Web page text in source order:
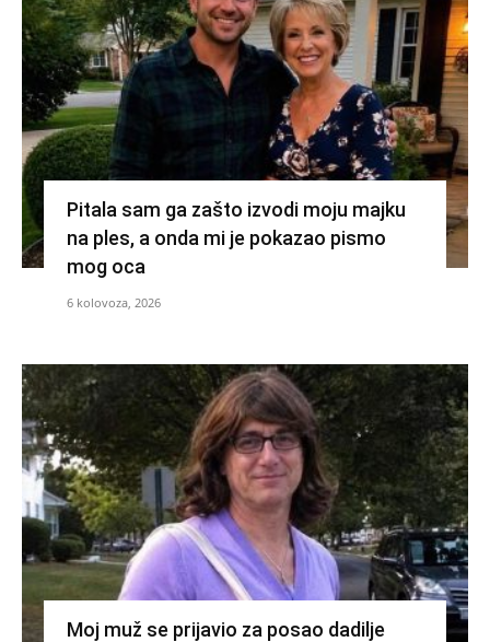
Pitala sam ga zašto izvodi moju majku
na ples, a onda mi je pokazao pismo
mog oca
6 kolovoza, 2026
Moj muž se prijavio za posao dadilje